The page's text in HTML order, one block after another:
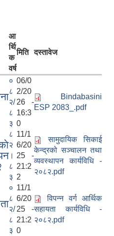
आ
र्थि
क
वर्ष
मिति दस्तावेज
०
८
२/
८
३
06/0
2/20
26 -
16:3
0
Bindabasini
ESP 2083_.pdf
८
२
।
८
३
11/1
6/20
25 -
21:2
2
सामुदायिक सिकाई
केन्द्रको सञ्चालन तथा
व्यवस्थापन कार्यविधि -
२०८२.pdf
०
८
२/
८
३
11/1
6/20
25 -
21:2
0
विपन्न वर्ग आर्थिक
सहायता कार्यविधि -
२०८२.pdf